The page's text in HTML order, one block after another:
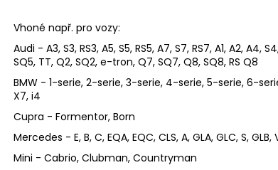
Vhoné např. pro vozy:
Audi - A3, S3, RS3, A5, S5, RS5, A7, S7, RS7, A1, A2, A4,
SQ5, TT, Q2, SQ2, e-tron, Q7, SQ7, Q8, SQ8, RS Q8
BMW - 1-serie, 2-serie, 3-serie, 4-serie, 5-serie, 6-
X7, i4
Cupra - Formentor, Born
Mercedes - E, B, C, EQA, EQC, CLS, A, GLA, GLC, S, GLB,
Mini - Cabrio, Clubman, Countryman